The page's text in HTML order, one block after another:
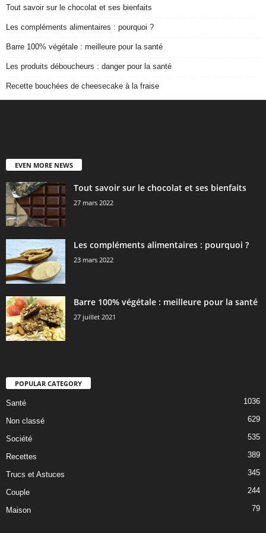
Tout savoir sur le chocolat et ses bienfaits
Les compléments alimentaires : pourquoi ?
Barre 100% végétale : meilleure pour la santé
Les produits déboucheurs : danger pour la santé
Recette bouchées de cheesecake à la fraise
EVEN MORE NEWS
Tout savoir sur le chocolat et ses bienfaits
27 mars 2022
Les compléments alimentaires : pourquoi ?
23 mars 2022
Barre 100% végétale : meilleure pour la santé
27 juillet 2021
POPULAR CATEGORY
Santé 1036
Non classé 629
Société 535
Recettes 389
Trucs et Astuces 345
Couple 244
Maison 79